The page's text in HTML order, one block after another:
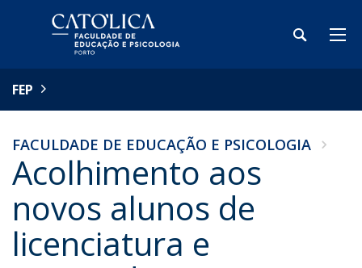
FEP
FACULDADE DE EDUCAÇÃO E PSICOLOGIA
Acolhimento aos
novos alunos de
licenciatura e